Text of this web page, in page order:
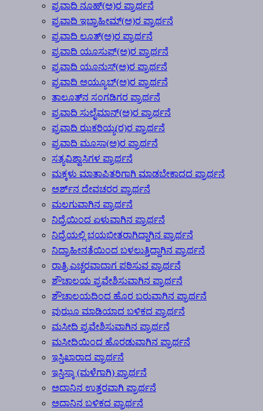
ಪ್ರವಾದಿ ನೂಹ್(ಅ)ರ ಪ್ರಾರ್ಥನೆ
ಪ್ರವಾದಿ ಇಬ್ರಾಹೀಮ್(ಅ)ರ ಪ್ರಾರ್ಥನೆ
ಪ್ರವಾದಿ ಲೂತ್(ಅ)ರ ಪ್ರಾರ್ಥನೆ
ಪ್ರವಾದಿ ಯೂಸುಫ್(ಅ)ರ ಪ್ರಾರ್ಥನೆ
ಪ್ರವಾದಿ ಯೂನುಸ್(ಅ)ರ ಪ್ರಾರ್ಥನೆ
ಪ್ರವಾದಿ ಅಯ್ಯೂಬ್(ಅ)ರ ಪ್ರಾರ್ಥನೆ
ತಾಲೂತ್‍ನ ಸಂಗಡಿಗರ ಪ್ರಾರ್ಥನೆ
ಪ್ರವಾದಿ ಸುಲೈಮಾನ್(ಅ)ರ ಪ್ರಾರ್ಥನೆ
ಪ್ರವಾದಿ ಝಕರಿಯ್ಯ(ರ)ರ ಪ್ರಾರ್ಥನೆ
ಪ್ರವಾದಿ ಮೂಸಾ(ಅ)ರ ಪ್ರಾರ್ಥನೆ
ಸತ್ಯವಿಶ್ವಾಸಿಗಳ ಪ್ರಾರ್ಥನೆ
ಮಕ್ಕಳು ಮಾತಾಪಿತರಿಗಾಗಿ ಮಾಡಬೇಕಾದದ ಪ್ರಾರ್ಥನೆ
ಅರ್ಶ್‍ನ ದೇವಚರರ ಪ್ರಾರ್ಥನೆ
ಮಲಗುವಾಗಿನ ಪ್ರಾರ್ಥನೆ
ನಿದ್ರೆಯಿಂದ ಏಳುವಾಗಿನ ಪ್ರಾರ್ಥನೆ
ನಿದ್ರೆಯಲ್ಲಿ ಭಯಭೀತರಾಗಿದ್ದಾಗಿನ ಪ್ರಾರ್ಥನೆ
ನಿದ್ರಾಹೀನತೆಯಿಂದ ಬಳಲುತ್ತಿದ್ದಾಗಿನ ಪ್ರಾರ್ಥನೆ
ರಾತ್ರಿ ಎಚ್ಚರವಾದಾಗ ಪಠಿಸುವ ಪ್ರಾರ್ಥನೆ
ಶೌಚಾಲಯ ಪ್ರವೇಶಿಸುವಾಗಿನ ಪ್ರಾರ್ಥನೆ
ಶೌಚಾಲಯದಿಂದ ಹೊರ ಬರುವಾಗಿನ ಪ್ರಾರ್ಥನೆ
ವುಝೂ ಮಾಡಿಯಾದ ಬಳಿಕದ ಪ್ರಾರ್ಥನೆ
ಮಸೀದಿ ಪ್ರವೇಶಿಸುವಾಗಿನ ಪ್ರಾರ್ಥನೆ
ಮಸೀದಿಯಿಂದ ಹೊರಡುವಾಗಿನ ಪ್ರಾರ್ಥನೆ
ಇಸ್ತಿಖಾರಾದ ಪ್ರಾರ್ಥನೆ
ಇಸ್ತಿಸ್ಕಾ (ಮಳೆಗಾಗಿ) ಪ್ರಾರ್ಥನೆ
ಅದಾನಿನ ಉತ್ತರವಾಗಿ ಪ್ರಾರ್ಥನೆ
ಅದಾನಿನ ಬಳಿಕದ ಪ್ರಾರ್ಥನೆ